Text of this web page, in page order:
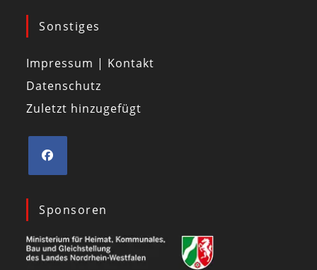
Sonstiges
Impressum | Kontakt
Datenschutz
Zuletzt hinzugefügt
Sponsoren